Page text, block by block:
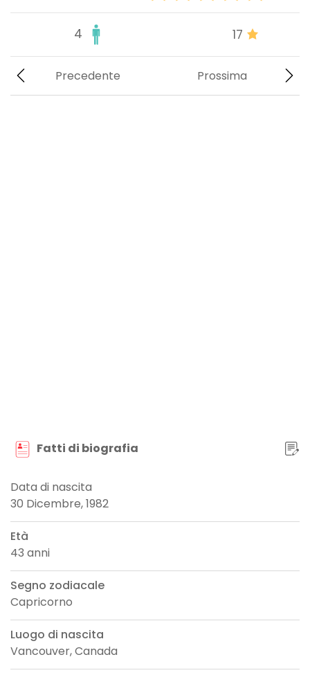
4 17
Prossima
Precedente
Fatti di biografia
Data di nascita
30 Dicembre, 1982
Età
43 anni
Segno zodiacale
Capricorno
Luogo di nascita
Vancouver, Canada